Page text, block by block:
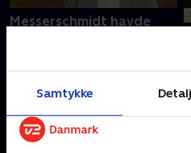
Samtykke
Messerschmidt havde
Formand for DF, Morten
han mødtes med den pro-
russiske politiker Vladislav
Dajkovi¶ fra Montenegro på
Christiansborg.
6. august 2026 • 10 min